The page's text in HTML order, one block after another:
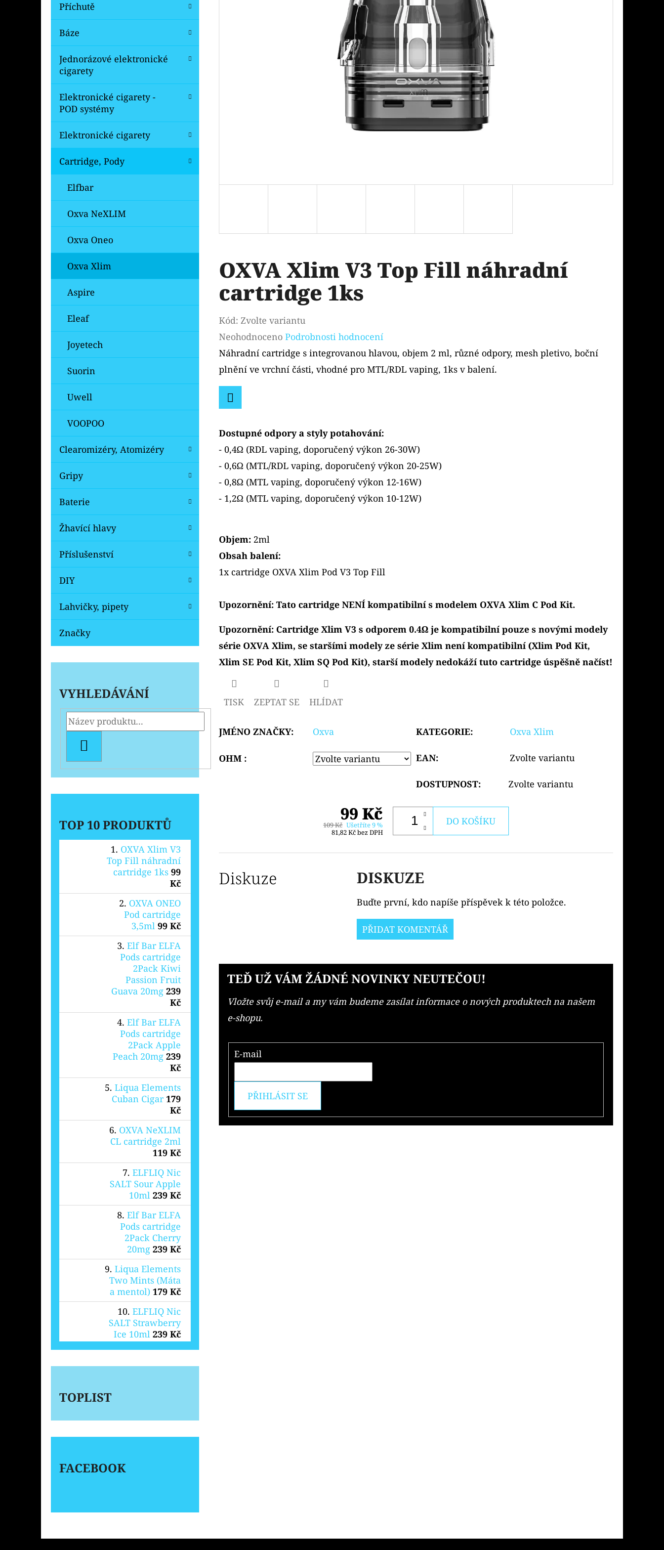
N
Příchutě
Báze
Jednorázové elektronické
cigarety
Elektronické cigarety -
POD systémy
Elektronické cigarety
Cartridge, Pody
Elfbar
Oxva NeXLIM
Oxva Oneo
Oxva Xlim
Aspire
Eleaf
Joyetech
Suorin
Uwell
VOOPOO
Clearomizéry, Atomizéry
Gripy
Baterie
Žhavící hlavy
Příslušenství
DIY
Lahvičky, pipety
Značky
VYHLEDÁVÁNÍ
TOP 10 PRODUKTŮ
OXVA Xlim V3
Top Fill náhradní
cartridge 1ks 99
Kč
OXVA ONEO
Pod cartridge
3,5ml 99 Kč
Elf Bar ELFA
Pods cartridge
2Pack Kiwi
Passion Fruit
Guava 20mg 239
Kč
Elf Bar ELFA
Pods cartridge
2Pack Apple
Peach 20mg 239
Kč
Liqua Elements
Cuban Cigar 179
Kč
OXVA NeXLIM
CL cartridge 2ml
119 Kč
ELFLIQ Nic
SALT Sour Apple
10ml 239 Kč
Elf Bar ELFA
Pods cartridge
2Pack Cherry
20mg 239 Kč
Liqua Elements
Two Mints (Máta
a mentol) 179 Kč
ELFLIQ Nic
SALT Strawberry
Ice 10ml 239 Kč
TOPLIST
FACEBOOK
OXVA Xlim V3 Top Fill náhradní
cartridge 1ks
Kód: Zvolte variantu
Průměrné
hodnocení
produktu
je
0,0
5
hvězdiček.
Neohodnoceno Podrobnosti hodnocení
Náhradní cartridge s integrovanou hlavou, objem 2 ml, různé odpory, mesh pletivo, boční
plnění ve vrchní části, vhodné pro MTL/RDL vaping, 1ks v balení.
Dostupné odpory a styly potahování:
- 0,4Ω (RDL vaping, doporučený výkon 26-30W)
- 0,6Ω (MTL/RDL vaping, doporučený výkon 20-25W)
- 0,8Ω (MTL vaping, doporučený výkon 12-16W)
- 1,2Ω (MTL vaping, doporučený výkon 10-12W)
Objem: 2ml
Obsah balení:
1x cartridge OXVA Xlim Pod V3 Top Fill
Upozornění: Tato cartridge NENÍ kompatibilní s modelem OXVA Xlim C Pod Kit.
Upozornění: Cartridge Xlim V3 s odporem 0.4Ω je kompatibilní pouze s novými modely
série OXVA Xlim, se staršími modely ze série Xlim není kompatibilní (Xlim Pod Kit,
Xlim SE Pod Kit, Xlim SQ Pod Kit), starší modely nedokáží tuto cartridge úspěšně načíst!
TISK ZEPTAT SE HLÍDAT
JMÉNO ZNAČKY: Oxva
OHM :
KATEGORIE: Oxva Xlim
EAN: Zvolte variantu
DOSTUPNOST: Zvolte variantu
99 Kč
109 Kč Ušetříte 9 %
81,82 Kč bez DPH
DO KOŠÍKU
Diskuze DISKUZE
Buďte první, kdo napíše příspěvek k této položce.
PŘIDAT KOMENTÁŘ
TEĎ UŽ VÁM ŽÁDNÉ NOVINKY NEUTEČOU!
Vložte svůj e-mail a my vám budeme zasílat informace o nových produktech na našem
e-shopu.
E-mail
PŘIHLÁSIT SE
OXVA XLIM V3 TOP FILL NÁHRADNÍ
99 Kč
Původně:109 Kč
OXVA ONEO POD CARTRIDGE 3,5ML
ELF BAR ELFA PODS CARTRIDGE
2PACK KIWI PASSION FRUIT GUAVA
20MG
239 Kč